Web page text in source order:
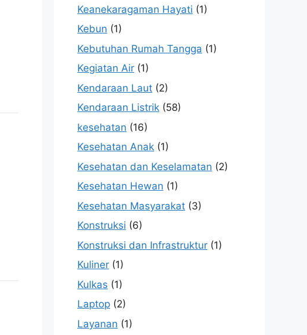
Keanekaragaman Hayati (1)
Kebun (1)
Kebutuhan Rumah Tangga (1)
Kegiatan Air (1)
Kendaraan Laut (2)
Kendaraan Listrik (58)
kesehatan (16)
Kesehatan Anak (1)
Kesehatan dan Keselamatan (2)
Kesehatan Hewan (1)
Kesehatan Masyarakat (3)
Konstruksi (6)
Konstruksi dan Infrastruktur (1)
Kuliner (1)
Kulkas (1)
Laptop (2)
Layanan (1)